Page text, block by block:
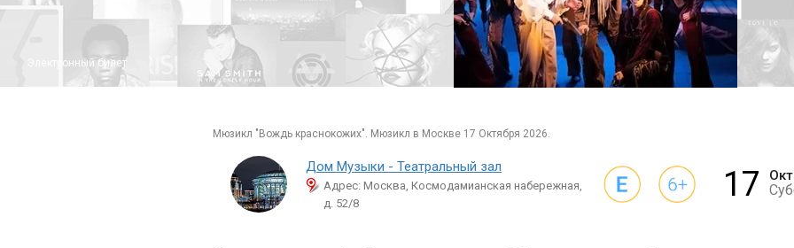
Электронный билет
мюзикл "Вождь краснокожих". Мюзикл в Москве 17 Октября 2026.
Дом Музыки - Театральный зал
Адрес: Москва, Космодамианская набережная,
д. 52/8
17